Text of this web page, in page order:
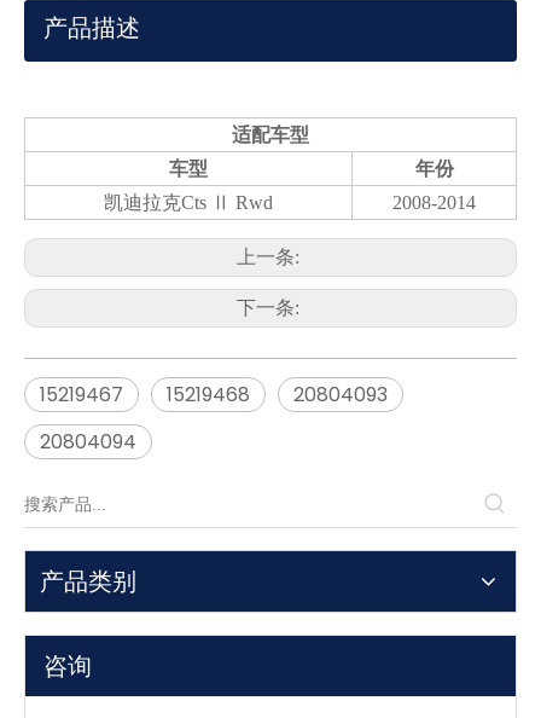
产品描述
适配车型
车型
年份
凯迪拉克Cts Ⅱ Rwd
2008-2014
上一条:
下一条:
15219467 15219468
20804093
20804094
产品类别
咨询